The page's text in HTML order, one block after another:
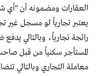
العقارات ومضمونه أن
يعتبر تجارياً لو مسجل
رائجة تجارياً، وبالتالي
المستأجر سكنياً من قبل
معاملة التجاري وبالتالي